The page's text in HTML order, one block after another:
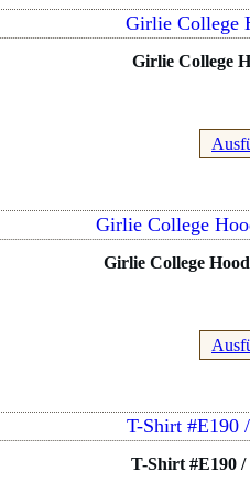
Girlie College
Girlie College
T-Shirt #E190 /